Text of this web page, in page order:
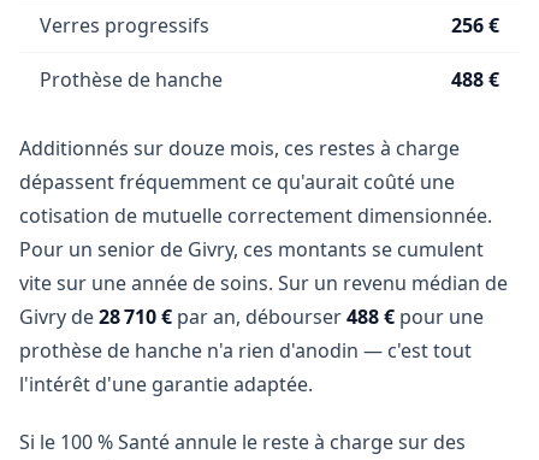
Verres progressifs 256 €
Prothèse de hanche 488 €
Additionnés sur douze mois, ces restes à charge
dépassent fréquemment ce qu'aurait coûté une
cotisation de mutuelle correctement dimensionnée.
Pour un senior de Givry, ces montants se cumulent
vite sur une année de soins. Sur un revenu médian de
Givry de28 710 € par an, débourser488 € pour une
prothèse de hanche n'a rien d'anodin — c'est tout
l'intérêt d'une garantie adaptée.
Si le 100 % Santé annule le reste à charge sur des